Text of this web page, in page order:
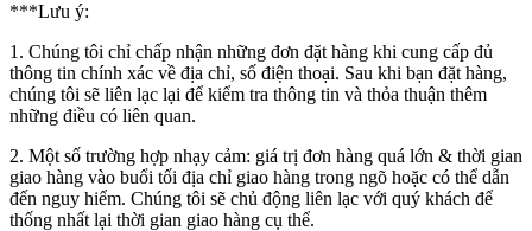
***Lưu ý:
1. Chúng tôi chỉ chấp nhận những đơn đặt hàng khi cung cấp đủ
thông tin chính xác về địa chỉ, số điện thoại. Sau khi bạn đặt hàng,
chúng tôi sẽ liên lạc lại để kiểm tra thông tin và thỏa thuận thêm
những điều có liên quan.
2. Một số trường hợp nhạy cảm: giá trị đơn hàng quá lớn & thời gian
giao hàng vào buổi tối địa chỉ giao hàng trong ngõ hoặc có thể dẫn
đến nguy hiểm. Chúng tôi sẽ chủ động liên lạc với quý khách để
thống nhất lại thời gian giao hàng cụ thể.